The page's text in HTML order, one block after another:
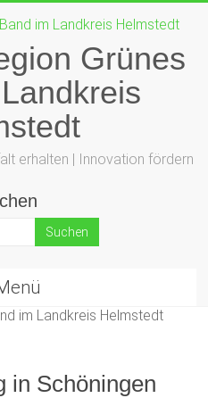
Grünes
erhalten | Innovation fördern
in Schöningen